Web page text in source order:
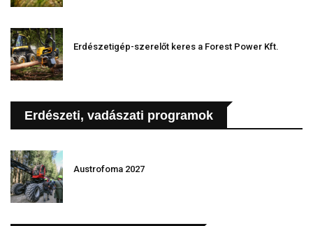
Erdészetigép-szerelőt keres a Forest Power Kft.
Erdészeti, vadászati programok
Austrofoma 2027